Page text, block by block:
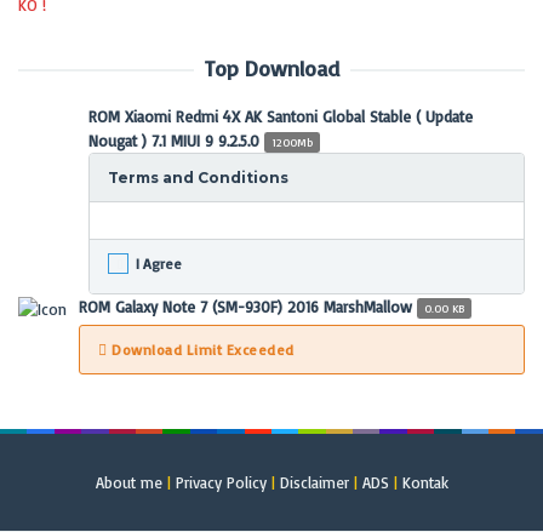
Top Download
ROM Xiaomi Redmi 4X AK Santoni Global Stable ( Update
Nougat ) 7.1 MIUI 9 9.2.5.0
1200Mb
Terms and Conditions
I Agree
ROM Galaxy Note 7 (SM-930F) 2016 MarshMallow 0.00 KB
Download Limit Exceeded
About me| Privacy Policy| Disclaimer| ADS | Kontak